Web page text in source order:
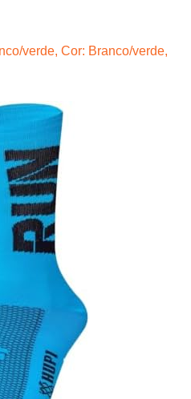
verde, Cor: Branco/verde,